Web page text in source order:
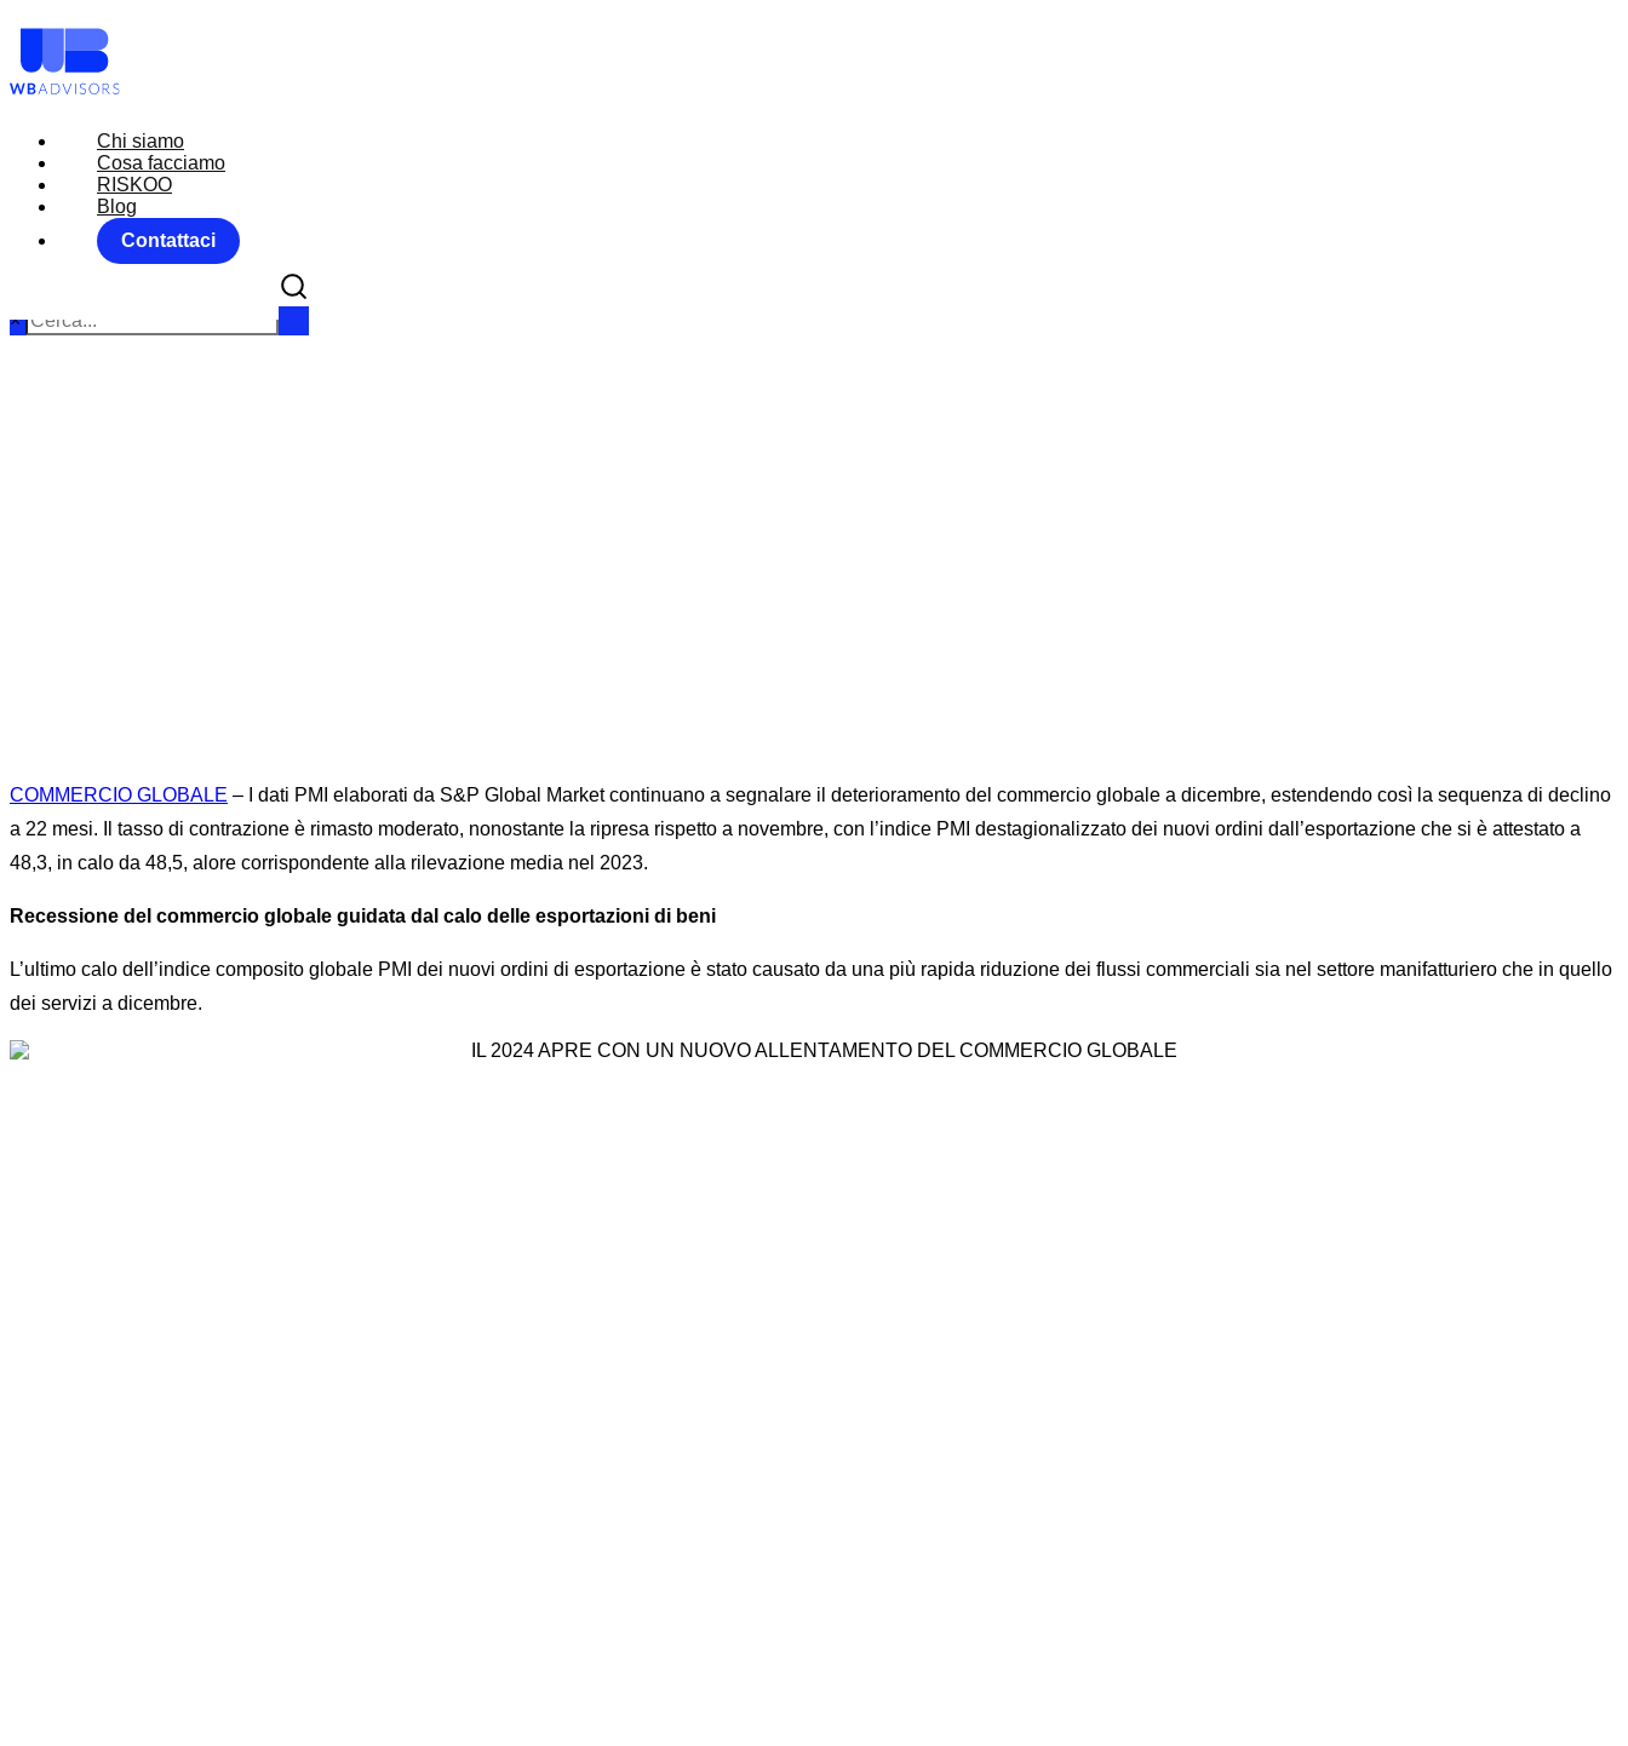
Chi siamo
Cosa facciamo
RISKOO
Blog
Contattaci
Chi siamo
Cosa facciamo
RISKOO
Blog
Contattaci
×
COMMERCIO GLOBALE – I dati PMI elaborati da S&P Global Market continuano a segnalare il deterioramento del commercio globale a dicembre, estendendo così la sequenza di declino
a 22 mesi. Il tasso di contrazione è rimasto moderato, nonostante la ripresa rispetto a novembre, con l’indice PMI destagionalizzato dei nuovi ordini dall’esportazione che si è attestato a
48,3, in calo da 48,5, alore corrispondente alla rilevazione media nel 2023.
Recessione del commercio globale guidata dal calo delle esportazioni di beni
L’ultimo calo dell’indice composito globale PMI dei nuovi ordini di esportazione è stato causato da una più rapida riduzione dei flussi commerciali sia nel settore manifatturiero che in quello
dei servizi a dicembre.